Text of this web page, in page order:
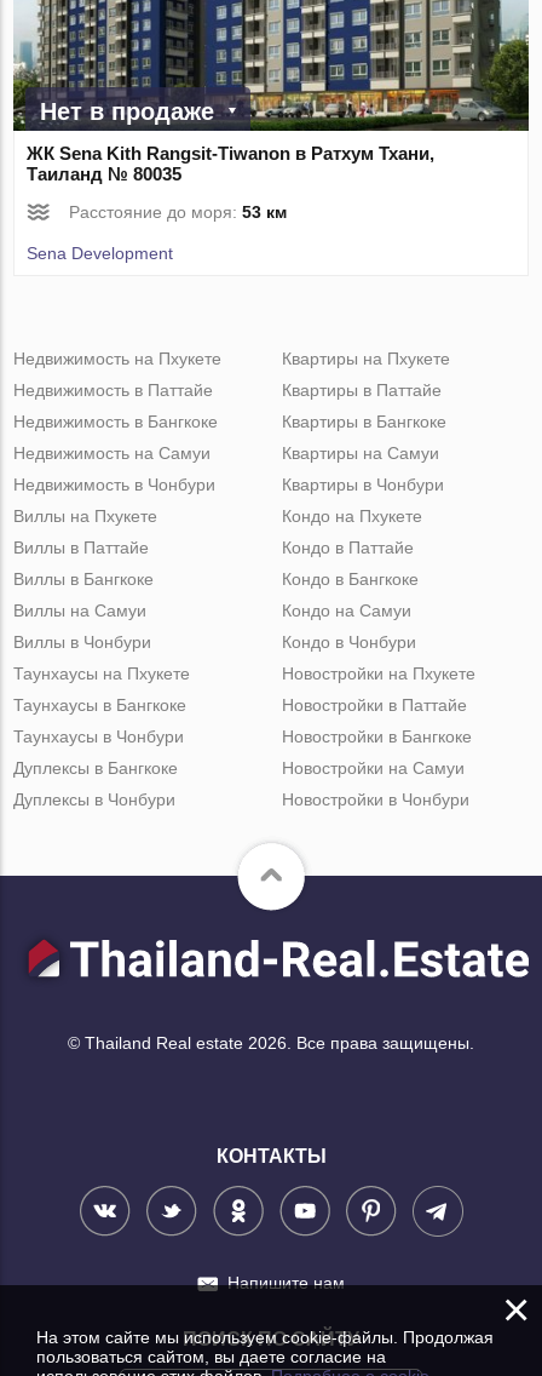
Нет в продаже
ЖК Sena Kith Rangsit-Tiwanon в Ратхум Тхани,
Таиланд № 80035
Расстояние до моря:53 км
Sena Development
Недвижимость на Пхукете
Недвижимость в Паттайе
Недвижимость в Бангкоке
Недвижимость на Самуи
Недвижимость в Чонбури
Квартиры на Пхукете
Квартиры в Паттайе
Квартиры в Бангкоке
Квартиры на Самуи
Квартиры в Чонбури
Виллы на Пхукете
Виллы в Паттайе
Виллы в Бангкоке
Виллы на Самуи
Виллы в Чонбури
Кондо на Пхукете
Кондо в Паттайе
Кондо в Бангкоке
Кондо на Самуи
Кондо в Чонбури
Таунхаусы на Пхукете
Таунхаусы в Бангкоке
Таунхаусы в Чонбури
Дуплексы в Бангкоке
Дуплексы в Чонбури
Новостройки на Пхукете
Новостройки в Паттайе
Новостройки в Бангкоке
Новостройки на Самуи
Новостройки в Чонбури
© Thailand Real estate 2026. Все права защищены.
КОНТАКТЫ
Напишите нам
ПОИСК ПО САЙТУ
×
На этом сайте мы используем cookie-файлы. Продолжая
пользоваться сайтом, вы даете согласие на